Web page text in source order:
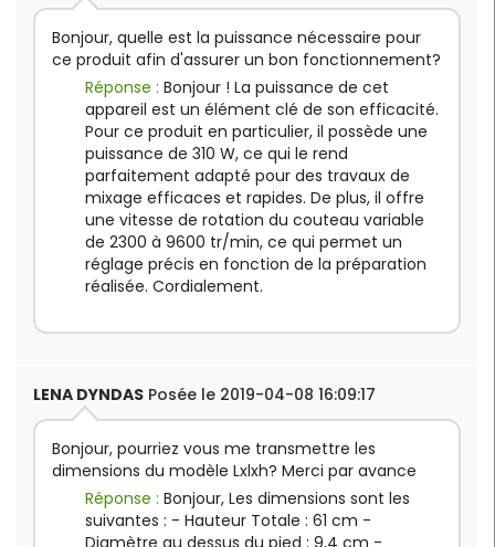
Bonjour, quelle est la puissance nécessaire pour
ce produit afin d'assurer un bon fonctionnement?
Réponse : Bonjour ! La puissance de cet
appareil est un élément clé de son efficacité.
Pour ce produit en particulier, il possède une
puissance de 310 W, ce qui le rend
parfaitement adapté pour des travaux de
mixage efficaces et rapides. De plus, il offre
une vitesse de rotation du couteau variable
de 2300 à 9600 tr/min, ce qui permet un
réglage précis en fonction de la préparation
réalisée. Cordialement.
LENA DYNDAS Posée le 2019-04-08 16:09:17
Bonjour, pourriez vous me transmettre les
dimensions du modèle Lxlxh? Merci par avance
Réponse : Bonjour, Les dimensions sont les
suivantes : - Hauteur Totale : 61 cm -
Diamètre au dessus du pied : 9,4 cm -